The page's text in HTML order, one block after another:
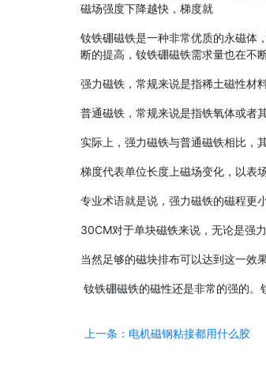
磁场强度下降越快，梯度就
钕铁硼磁铁是一种非常优质的永磁体
断的提高，钕铁硼磁铁需求量也在不
强力磁铁，常规来说是指稀土磁性材
普通磁铁，常规来说是指铁氧体或者其
实际上，强力磁铁与普通磁铁相比，
梯度代表单位长度上磁场变化，以表
专业术语就是说，强力磁铁的磁程更
30CM对于单块磁铁来说，无论是强
当然足够的磁块排布可以达到这一效果
钕铁硼磁铁的磁性还是非常的强的。
上一条：电机磁钢粘接都用什么胶